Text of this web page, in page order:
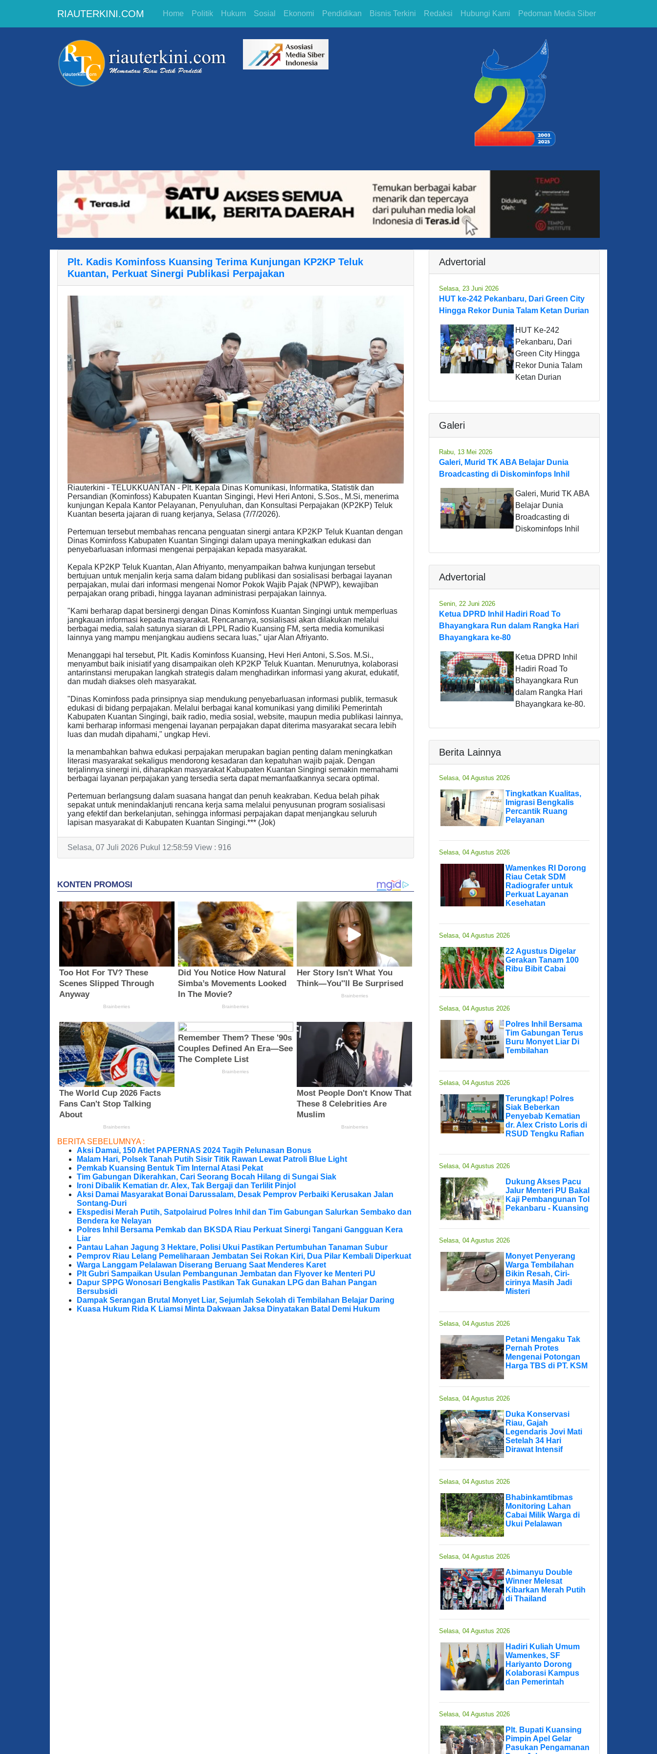
RIAUTERKINI.COM Home Politik Hukum Sosial Ekonomi Pendidikan Bisnis Terkini Redaksi Hubungi Kami Pedoman Media Siber
Plt. Kadis Kominfoss Kuansing Terima Kunjungan KP2KP Teluk
Kuantan, Perkuat Sinergi Publikasi Perpajakan
Riauterkini - TELUKKUANTAN - Plt. Kepala Dinas Komunikasi, Informatika, Statistik dan
Persandian (Kominfoss) Kabupaten Kuantan Singingi, Hevi Heri Antoni, S.Sos., M.Si, menerima
kunjungan Kepala Kantor Pelayanan, Penyuluhan, dan Konsultasi Perpajakan (KP2KP) Teluk
Kuantan beserta jajaran di ruang kerjanya, Selasa (7/7/2026).
Pertemuan tersebut membahas rencana penguatan sinergi antara KP2KP Teluk Kuantan dengan
Dinas Kominfoss Kabupaten Kuantan Singingi dalam upaya meningkatkan edukasi dan
penyebarluasan informasi mengenai perpajakan kepada masyarakat.
Kepala KP2KP Teluk Kuantan, Alan Afriyanto, menyampaikan bahwa kunjungan tersebut
bertujuan untuk menjalin kerja sama dalam bidang publikasi dan sosialisasi berbagai layanan
perpajakan, mulai dari informasi mengenai Nomor Pokok Wajib Pajak (NPWP), kewajiban
perpajakan orang pribadi, hingga layanan administrasi perpajakan lainnya.
"Kami berharap dapat bersinergi dengan Dinas Kominfoss Kuantan Singingi untuk memperluas
jangkauan informasi kepada masyarakat. Rencananya, sosialisasi akan dilakukan melalui
berbagai media, salah satunya siaran di LPPL Radio Kuansing FM, serta media komunikasi
lainnya yang mampu menjangkau audiens secara luas," ujar Alan Afriyanto.
Menanggapi hal tersebut, Plt. Kadis Kominfoss Kuansing, Hevi Heri Antoni, S.Sos. M.Si.,
menyambut baik inisiatif yang disampaikan oleh KP2KP Teluk Kuantan. Menurutnya, kolaborasi
antarinstansi merupakan langkah strategis dalam menghadirkan informasi yang akurat, edukatif,
dan mudah diakses oleh masyarakat.
"Dinas Kominfoss pada prinsipnya siap mendukung penyebarluasan informasi publik, termasuk
edukasi di bidang perpajakan. Melalui berbagai kanal komunikasi yang dimiliki Pemerintah
Kabupaten Kuantan Singingi, baik radio, media sosial, website, maupun media publikasi lainnya,
kami berharap informasi mengenai layanan perpajakan dapat diterima masyarakat secara lebih
luas dan mudah dipahami," ungkap Hevi.
Ia menambahkan bahwa edukasi perpajakan merupakan bagian penting dalam meningkatkan
literasi masyarakat sekaligus mendorong kesadaran dan kepatuhan wajib pajak. Dengan
terjalinnya sinergi ini, diharapkan masyarakat Kabupaten Kuantan Singingi semakin memahami
berbagai layanan perpajakan yang tersedia serta dapat memanfaatkannya secara optimal.
Pertemuan berlangsung dalam suasana hangat dan penuh keakraban. Kedua belah pihak
sepakat untuk menindaklanjuti rencana kerja sama melalui penyusunan program sosialisasi
yang efektif dan berkelanjutan, sehingga informasi perpajakan dapat menjangkau seluruh
lapisan masyarakat di Kabupaten Kuantan Singingi.*** (Jok)
Selasa, 07 Juli 2026 Pukul 12:58:59 View : 916
BERITA SEBELUMNYA :
Aksi Damai, 150 Atlet PAPERNAS 2024 Tagih Pelunasan Bonus
Malam Hari, Polsek Tanah Putih Sisir Titik Rawan Lewat Patroli Blue Light
Pemkab Kuansing Bentuk Tim Internal Atasi Pekat
Tim Gabungan Dikerahkan, Cari Seorang Bocah Hilang di Sungai Siak
Ironi Dibalik Kematian dr. Alex, Tak Bergaji dan Terlilit Pinjol
Aksi Damai Masyarakat Bonai Darussalam, Desak Pemprov Perbaiki Kerusakan Jalan
Sontang-Duri
Ekspedisi Merah Putih, Satpolairud Polres Inhil dan Tim Gabungan Salurkan Sembako dan
Bendera ke Nelayan
Polres Inhil Bersama Pemkab dan BKSDA Riau Perkuat Sinergi Tangani Gangguan Kera
Liar
Pantau Lahan Jagung 3 Hektare, Polisi Ukui Pastikan Pertumbuhan Tanaman Subur
Pemprov Riau Lelang Pemeliharaan Jembatan Sei Rokan Kiri, Dua Pilar Kembali Diperkuat
Warga Langgam Pelalawan Diserang Beruang Saat Menderes Karet
Plt Gubri Sampaikan Usulan Pembangunan Jembatan dan Flyover ke Menteri PU
Dapur SPPG Wonosari Bengkalis Pastikan Tak Gunakan LPG dan Bahan Pangan
Bersubsidi
Dampak Serangan Brutal Monyet Liar, Sejumlah Sekolah di Tembilahan Belajar Daring
Kuasa Hukum Rida K Liamsi Minta Dakwaan Jaksa Dinyatakan Batal Demi Hukum
Advertorial
Selasa, 23 Juni 2026
HUT ke-242 Pekanbaru, Dari Green City
Hingga Rekor Dunia Talam Ketan Durian
HUT Ke-242
Pekanbaru, Dari
Green City Hingga
Rekor Dunia Talam
Ketan Durian
Galeri
Rabu, 13 Mei 2026
Galeri, Murid TK ABA Belajar Dunia
Broadcasting di Diskominfops Inhil
Galeri, Murid TK ABA
Belajar Dunia
Broadcasting di
Diskominfops Inhil
Advertorial
Senin, 22 Juni 2026
Ketua DPRD Inhil Hadiri Road To
Bhayangkara Run dalam Rangka Hari
Bhayangkara ke-80
Ketua DPRD Inhil
Hadiri Road To
Bhayangkara Run
dalam Rangka Hari
Bhayangkara ke-80.
Berita Lainnya
Selasa, 04 Agustus 2026
Tingkatkan Kualitas,
Imigrasi Bengkalis
Percantik Ruang
Pelayanan
Selasa, 04 Agustus 2026
Wamenkes RI Dorong
Riau Cetak SDM
Radiografer untuk
Perkuat Layanan
Kesehatan
Selasa, 04 Agustus 2026
22 Agustus Digelar
Gerakan Tanam 100
Ribu Bibit Cabai
Selasa, 04 Agustus 2026
Polres Inhil Bersama
Tim Gabungan Terus
Buru Monyet Liar Di
Tembilahan
Selasa, 04 Agustus 2026
Terungkap! Polres
Siak Beberkan
Penyebab Kematian
dr. Alex Cristo Loris di
RSUD Tengku Rafian
Selasa, 04 Agustus 2026
Dukung Akses Pacu
Jalur Menteri PU Bakal
Kaji Pembangunan Tol
Pekanbaru - Kuansing
Selasa, 04 Agustus 2026
Monyet Penyerang
Warga Tembilahan
Bikin Resah, Ciri-
cirinya Masih Jadi
Misteri
Selasa, 04 Agustus 2026
Petani Mengaku Tak
Pernah Protes
Mengenai Potongan
Harga TBS di PT. KSM
Selasa, 04 Agustus 2026
Duka Konservasi
Riau, Gajah
Legendaris Jovi Mati
Setelah 34 Hari
Dirawat Intensif
Selasa, 04 Agustus 2026
Bhabinkamtibmas
Monitoring Lahan
Cabai Milik Warga di
Ukui Pelalawan
Selasa, 04 Agustus 2026
Abimanyu Double
Winner Melesat
Kibarkan Merah Putih
di Thailand
Selasa, 04 Agustus 2026
Hadiri Kuliah Umum
Wamenkes, SF
Hariyanto Dorong
Kolaborasi Kampus
dan Pemerintah
Selasa, 04 Agustus 2026
Plt. Bupati Kuansing
Pimpin Apel Gelar
Pasukan Pengamanan